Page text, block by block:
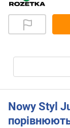
Nowy Styl